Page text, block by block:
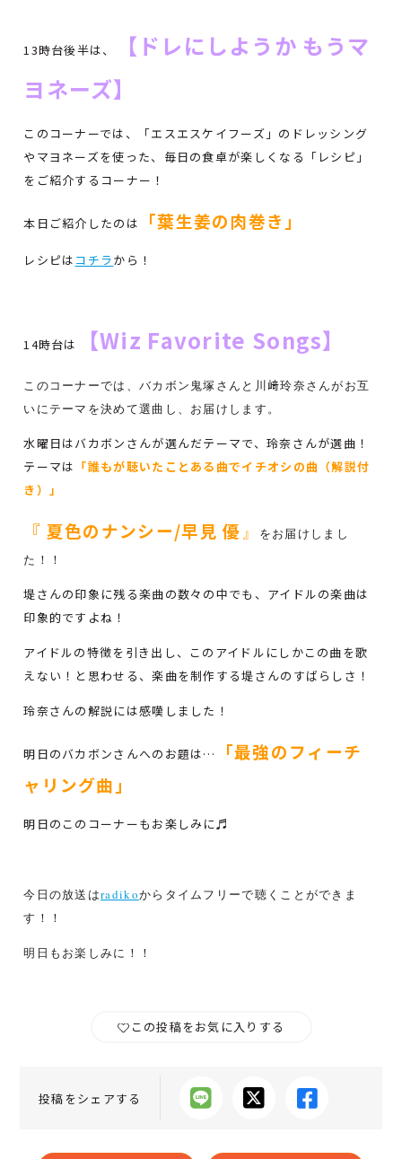
13時台後半は、
【ドレにしようか もうマ
ヨネーズ】
このコーナーでは、「エスエスケイフーズ」のドレッシング
やマヨネーズを使った、毎日の食卓が楽しくなる「レシピ」
をご紹介するコーナー！
本日ご紹介したのは 「葉生姜の肉巻き」
レシピは コチラから！
14時台は 【Wiz Favorite Songs】
このコーナーでは、バカボン鬼塚さんと川﨑玲奈さんがお互
いにテーマを決めて選曲し、お届けします。
水曜日はバカボンさんが選んだテーマで、玲奈さんが選曲！
テーマは 「誰もが聴いたことある曲でイチオシの曲（解説付
き）」
『 夏色のナンシー/早見 優 』
をお届けしまし
た！！
堤さんの印象に残る楽曲の数々の中でも、アイドルの楽曲は
印象的ですよね！
アイドルの特徴を引き出し、このアイドルにしかこの曲を歌
えない！と思わせる、楽曲を制作する堤さんのすばらしさ！
玲奈さんの解説には感嘆しました！
明日のバカボンさんへのお題は…
「最強のフィーチ
ャリング曲」
明日のこのコーナーもお楽しみに♬
今日の放送はradikoからタイムフリーで聴くことができま
す！！
明日もお楽しみに！！
この投稿をお気に入りする
投稿をシェアする